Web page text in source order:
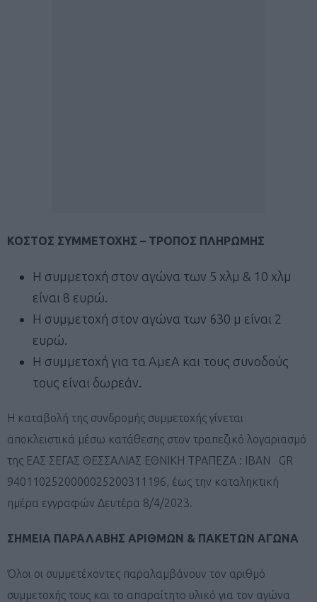
ΚΟΣΤΟΣ ΣΥΜΜΕΤΟΧΗΣ – ΤΡΟΠΟΣ ΠΛΗΡΩΜΗΣ
Η συμμετοχή στον αγώνα των 5 χλμ & 10 χλμ
είναι 8 ευρώ.
Η συμμετοχή στον αγώνα των 630 μ είναι 2
ευρώ.
Η συμμετοχή για τα ΑμεΑ και τους συνοδούς
τους είναι δωρεάν.
Η καταβολή της συνδρομής συμμετοχής γίνεται
αποκλειστικά μέσω κατάθεσης στον τραπεζικό λογαριασμό
της ΕΑΣ ΣΕΓΑΣ ΘΕΣΣΑΛΙΑΣ ΕΘΝΙΚΗ ΤΡΑΠΕΖΑ : ΙΒΑΝ GR
9401102520000025200311196, έως την καταληκτική
ημέρα εγγραφών Δευτέρα 8/4/2023.
ΣΗΜΕΙΑ ΠΑΡΑΛΑΒΗΣ ΑΡΙΘΜΩΝ & ΠΑΚΕΤΩΝ ΑΓΩΝΑ
Όλοι οι συμμετέχοντες παραλαμβάνουν τον αριθμό
συμμετοχής τους και το απαραίτητο υλικό για τον αγώνα